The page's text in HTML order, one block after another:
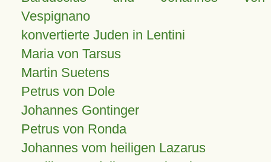
Vespignano
konvertierte Juden in Lentini
Maria von Tarsus
Martin Suetens
Petrus von Dole
Johannes Gontinger
Petrus von Ronda
Johannes vom heiligen Lazarus